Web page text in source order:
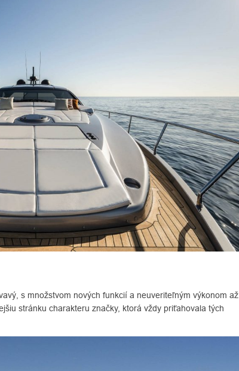
s množstvom nových funkcií a neuveriteľným výkonom až
stránku charakteru značky, ktorá vždy priťahovala tých